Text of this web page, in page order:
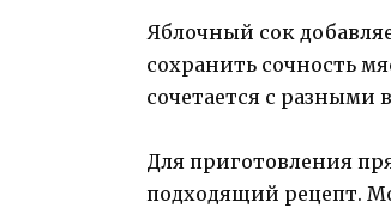
Яблочный сок
сохранить сочность
сочетается с разными
Для приготовления
подходящий рецепт.